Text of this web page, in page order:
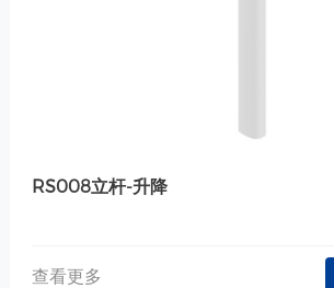
RS008立杆-升降
查看更多